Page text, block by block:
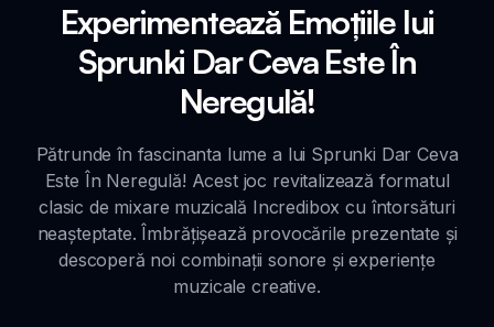
Experimentează Emoțiile lui
Sprunki Dar Ceva Este În
Neregulă!
Pătrunde în fascinanta lume a lui Sprunki Dar Ceva
Este În Neregulă! Acest joc revitalizează formatul
clasic de mixare muzicală Incredibox cu întorsături
neașteptate. Îmbrățișează provocările prezentate și
descoperă noi combinații sonore și experiențe
muzicale creative.